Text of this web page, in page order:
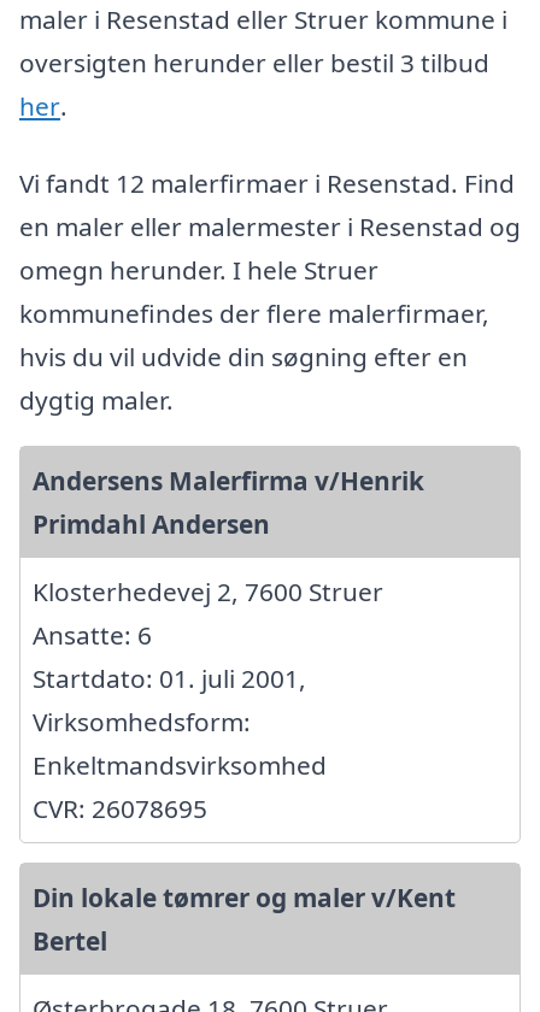
maler i Resenstad eller Struer kommune i
oversigten herunder eller bestil 3 tilbud
her.
Vi fandt 12 malerfirmaer i Resenstad. Find
en maler eller malermester i Resenstad og
omegn herunder. I hele Struer
kommunefindes der flere malerfirmaer,
hvis du vil udvide din søgning efter en
dygtig maler.
Andersens Malerfirma v/Henrik
Primdahl Andersen
Klosterhedevej 2, 7600 Struer
Ansatte: 6
Startdato: 01. juli 2001,
Virksomhedsform:
Enkeltmandsvirksomhed
CVR: 26078695
Din lokale tømrer og maler v/Kent
Bertel